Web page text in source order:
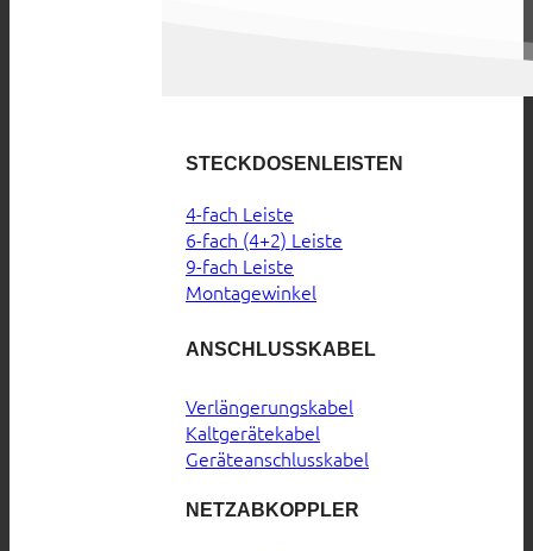
STECKDOSENLEISTEN
4-fach Leiste
6-fach (4+2) Leiste
9-fach Leiste
Montagewinkel
ANSCHLUSSKABEL
Verlängerungskabel
Kaltgerätekabel
Geräteanschlusskabel
NETZABKOPPLER